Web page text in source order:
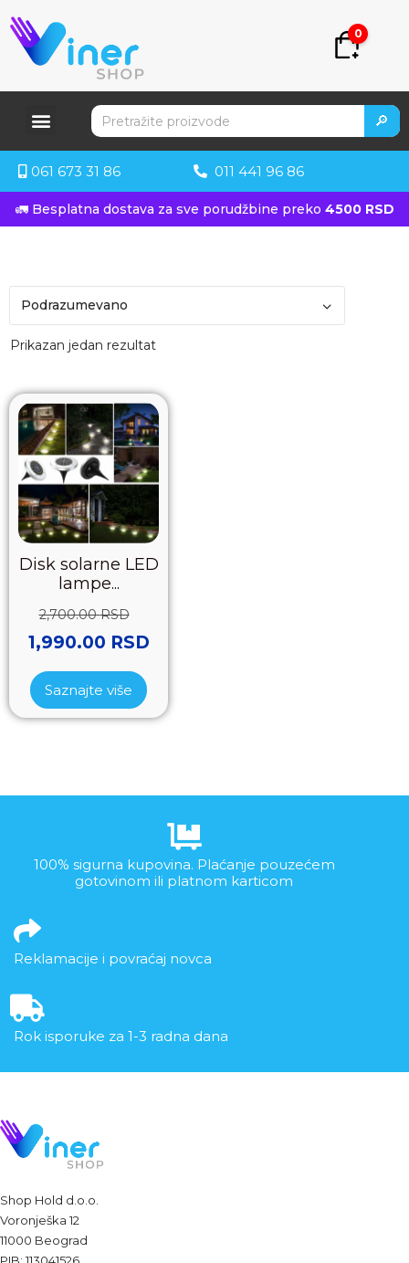
0
🔎
061 673 31 86 011 441 96 86
🚛 Besplatna dostava za sve porudžbine preko 4500 RSD
Prikazan jedan rezultat
Disk solarne LED
lampe...
2,700.00RSD
1,990.00 RSD
Saznajte više
100% sigurna kupovina. Plaćanje pouzećem
gotovinom ili platnom karticom
Reklamacije i povraćaj novca
Rok isporuke za 1-3 radna dana
Shop Hold d.o.o.
Voronješka 12
11000 Beograd
PIB: 113041526